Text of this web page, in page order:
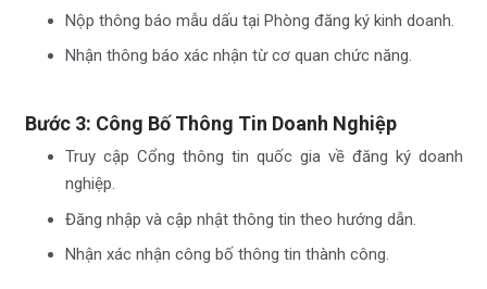
Nộp thông báo mẫu dấu tại Phòng đăng ký kinh doanh.
Nhận thông báo xác nhận từ cơ quan chức năng.
Bước 3: Công Bố Thông Tin Doanh Nghiệp
Truy cập Cổng thông tin quốc gia về đăng ký doanh
nghiệp.
Đăng nhập và cập nhật thông tin theo hướng dẫn.
Nhận xác nhận công bố thông tin thành công.